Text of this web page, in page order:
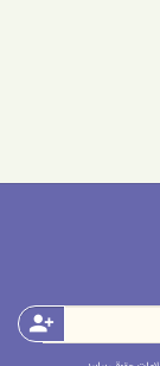
person_add